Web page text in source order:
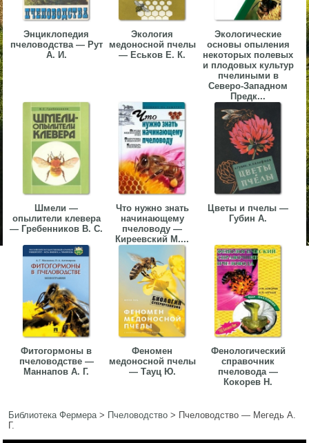
Энциклопедия
пчеловодства — Рут
А. И.
Экология
медоносной пчелы
— Еськов Е. К.
Экологические
основы опыления
некоторых полевых
и плодовых культур
пчелиными в
Северо-Западном
Предк...
Шмели —
опылители клевера
— Гребенников В. С.
Что нужно знать
начинающему
пчеловоду —
Киреевский М....
Цветы и пчелы —
Губин А.
Фитогормоны в
пчеловодстве —
Маннапов А. Г.
Феномен
медоносной пчелы
— Тауц Ю.
Фенологический
справочник
пчеловода —
Кокорев Н.
Библиотека Фермера> Пчеловодство > Пчеловодство — Мегедь А.
Г.
▼